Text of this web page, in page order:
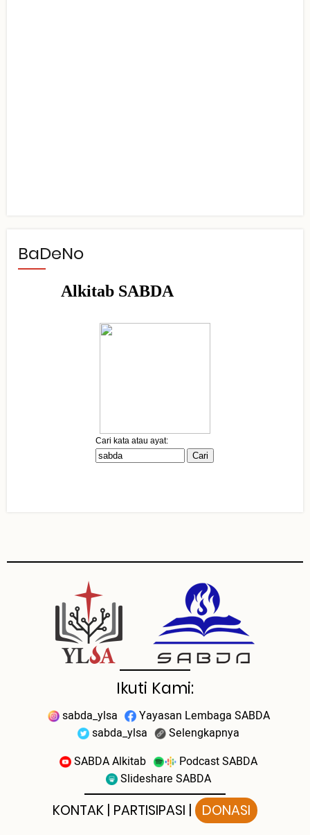
BaDeNo
Ikuti Kami:
sabda_ylsa
Yayasan Lembaga SABDA
sabda_ylsa
Selengkapnya
SABDA Alkitab
Podcast SABDA
Slideshare SABDA
KONTAK PARTISIPASI DONASI